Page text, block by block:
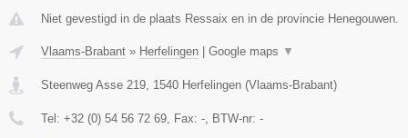
Niet gevestigd in de plaats Ressaix en in de provincie Henegouwen.
Vlaams-Brabant » Herfelingen Google maps ▼
Steenweg Asse 219 1540 Herfelingen (Vlaams-Brabant)
Tel: +32 (0) 54 56 72 69 , Fax: - , BTW-nr: -